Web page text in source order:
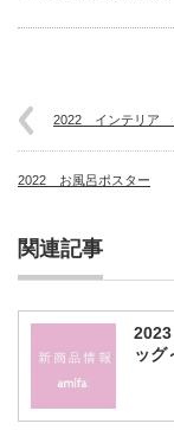
2022 インテリア
2022 お風呂ポスター
関連記事
ッグ